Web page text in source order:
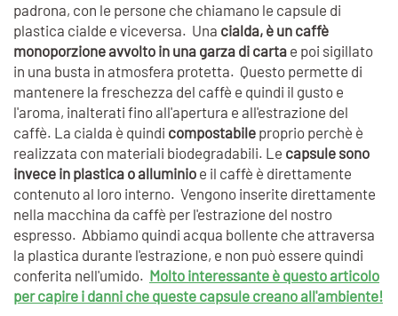
padrona, con le persone che chiamano le capsule di
plastica cialde e viceversa. Una cialda, è un caffè
monoporzione avvolto in una garza di carta e poi sigillato
in una busta in atmosfera protetta. Questo permette di
mantenere la freschezza del caffè e quindi il gusto e
l'aroma, inalterati fino all'apertura e all'estrazione del
caffè. La cialda è quindi compostabile proprio perchè è
realizzata con materiali biodegradabili. Le capsule sono
invece in plastica o alluminio e il caffè è direttamente
contenuto al loro interno. Vengono inserite direttamente
nella macchina da caffè per l'estrazione del nostro
espresso. Abbiamo quindi acqua bollente che attraversa
la plastica durante l'estrazione, e non può essere quindi
conferita nell'umido. Molto interessante è questo articolo
per capire i danni che queste capsule creano all'ambiente!